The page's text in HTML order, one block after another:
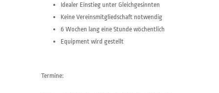
Idealer Einstieg unter Gleichgesinnten
Keine Vereinsmitgliedschaft notwendig
6 Wochen lang eine Stunde wöchentlich
Equipment wird gestellt
Termine: